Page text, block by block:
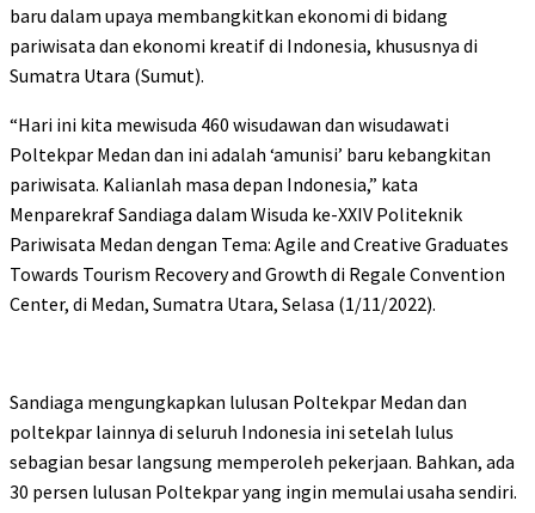
baru dalam upaya membangkitkan ekonomi di bidang
pariwisata dan ekonomi kreatif di Indonesia, khususnya di
Sumatra Utara (Sumut).
“Hari ini kita mewisuda 460 wisudawan dan wisudawati
Poltekpar Medan dan ini adalah ‘amunisi’ baru kebangkitan
pariwisata. Kalianlah masa depan Indonesia,” kata
Menparekraf Sandiaga dalam Wisuda ke-XXIV Politeknik
Pariwisata Medan dengan Tema: Agile and Creative Graduates
Towards Tourism Recovery and Growth di Regale Convention
Center, di Medan, Sumatra Utara, Selasa (1/11/2022).
Sandiaga mengungkapkan lulusan Poltekpar Medan dan
poltekpar lainnya di seluruh Indonesia ini setelah lulus
sebagian besar langsung memperoleh pekerjaan. Bahkan, ada
30 persen lulusan Poltekpar yang ingin memulai usaha sendiri.